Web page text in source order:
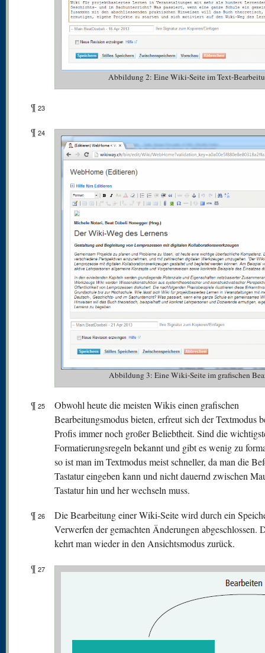
Abbildung 2: Eine Wiki-Seite im Text-
¶ 23
¶ 24
Abbildung 3: Eine Wiki-Seite im grafischen
¶ 25
Obwohl heute die meisten Wikis einen grafischen
Bearbeitungsmodus bieten, erfreut sich der Textmodus
Profis immer noch großer Beliebtheit. Sind die
Formatierungsregeln bekannt und gibt es wenig zu
so ist man im Textmodus meist schneller, da man die
Tastatur eingeben kann und nicht dauernd zwischen
Tastatur hin und her wechseln muss.
¶ 26
Die Bearbeitung einer Wiki-Seite wird durch ein
Verwerfen der gemachten Änderungen abgeschlossen.
kehrt man wieder in den Ansichtsmodus zurück.
¶ 27